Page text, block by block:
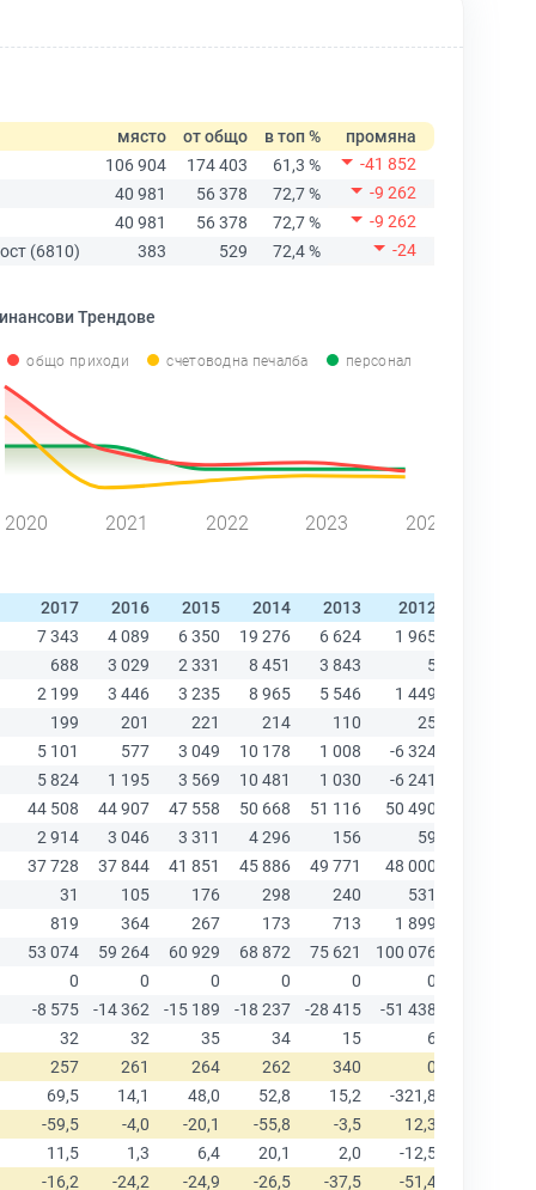
място от общо в топ %
промяна
106 904
174 403 61,3 %
-41 852
40 981
56 378 72,7 %
-9 262
40 981
56 378 72,7 %
-9 262
(6810)
383 529 72,4 % -24
Трендове
общо приходи счетоводна печалба персонал
2020 2021 2022 2023 2024
2017 2016 2015 2014 2013 2012